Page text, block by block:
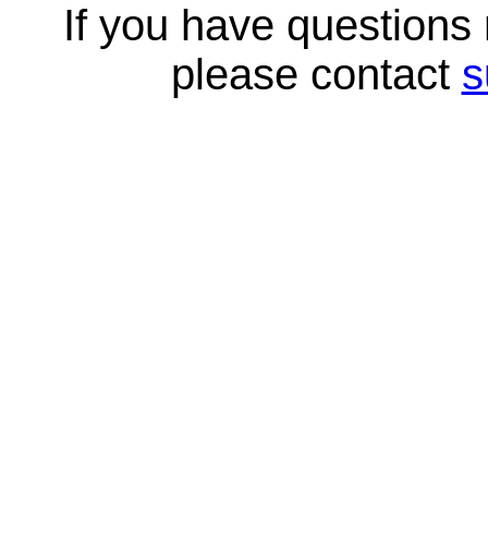
If you have
please contact